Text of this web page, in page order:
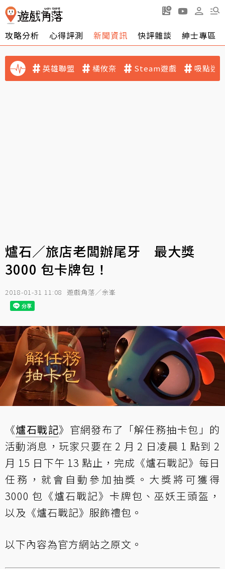
攻略分析 心得評測 新聞資訊 快評雜談 紳士專區
英雄聯盟 橘攸奈 Steam遊戲 吸點迷
爐石／旅店老闆辦尾牙 最大獎
3000 包卡牌包！
2018-01-31 11:08 遊戲角落／余峯
《爐石戰記》官網發布了 「解任務抽卡包」 的
活動消息，玩家只要在 2 月 2 日凌晨 1 點到 2
月 15 日下午 13 點止，完成《爐石戰記》每日
任務，就會自動參加抽獎。大獎將可獲得
3000 包《爐石戰記》卡牌包、巫妖王頭盔，
以及《爐石戰記》服飾禮包。
以下內容為官方網站之原文 。